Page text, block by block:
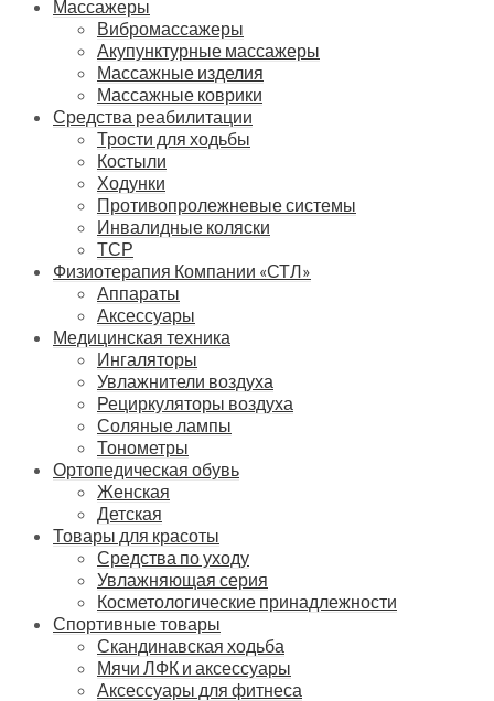
Массажеры
Вибромассажеры
Акупунктурные массажеры
Массажные изделия
Массажные коврики
Средства реабилитации
Трости для ходьбы
Костыли
Ходунки
Противопролежневые системы
Инвалидные коляски
ТСР
Физиотерапия Компании «СТЛ»
Аппараты
Аксессуары
Медицинская техника
Ингаляторы
Увлажнители воздуха
Рециркуляторы воздуха
Соляные лампы
Тонометры
Ортопедическая обувь
Женская
Детская
Товары для красоты
Средства по уходу
Увлажняющая серия
Косметологические принадлежности
Спортивные товары
Скандинавская ходьба
Мячи ЛФК и аксессуары
Аксессуары для фитнеса